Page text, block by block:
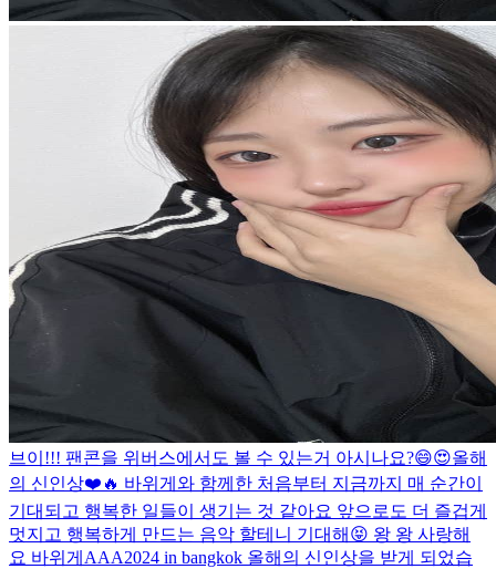
브이!!! 팬콘을 위버스에서도 볼 수 있는거 아시나요?😄😍올해
의 신인상❤️🔥 바위게와 함께한 처음부터 지금까지 매 순간이
기대되고 행복한 일들이 생기는 것 같아요 앞으로도 더 즐겁게
멋지고 행복하게 만드는 음악 할테니 기대해😝 왕 왕 사랑해
요 바위게 AAA2024 in bangkok 올해의 신인상을 받게 되었습